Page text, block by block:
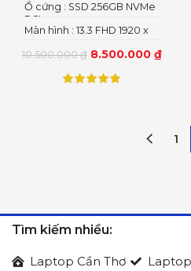
10.500.000₫ 8.500.000 ₫
Màn hình : 13.3 FHD 1920 x
Ổ cứng : SSD 256GB NVMe
PCIe
1
Tìm kiếm nhiều:
Laptop Cần Thơ